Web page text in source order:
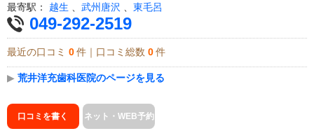
最寄駅： 越生 武州唐沢 東毛呂
049-292-2519
最近の口コミ 0 件｜口コミ総数 0 件
▶ 荒井洋充歯科医院のページを見る
口コミを書く ネット・WEB予約